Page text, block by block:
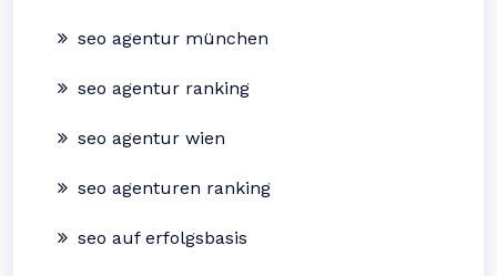
seo agentur münchen
seo agentur ranking
seo agentur wien
seo agenturen ranking
seo auf erfolgsbasis